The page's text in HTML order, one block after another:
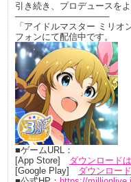
引き続き、プロデュースを
——————————–
「アイドルマスター ミリオ
フォンにて配信中です。
■ゲームURL：
[App Store] ダウンロード
[Google Play] ダウンロー